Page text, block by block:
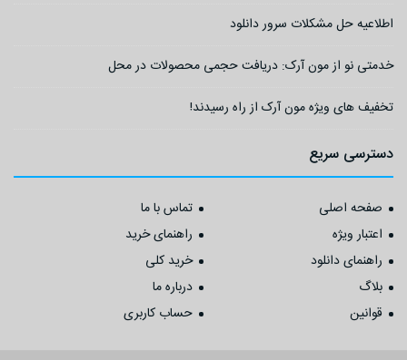
اطلاعیه حل مشکلات سرور دانلود
خدمتی نو از مون آرک: دریافت حجمی محصولات در محل
تخفیف های ویژه مون آرک از راه رسیدند!
دسترسی سریع
صفحه اصلی
تماس با ما
اعتبار ویژه
راهنمای خرید
راهنمای دانلود
خرید کلی
بلاگ
درباره ما
قوانین
حساب کاربری